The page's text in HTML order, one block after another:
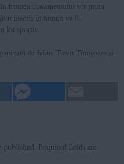
fruntea clasamentului vor primi
înscris în turneu va fi
kit sportiv.
de Iulius Town Timișoara și
Required fields are